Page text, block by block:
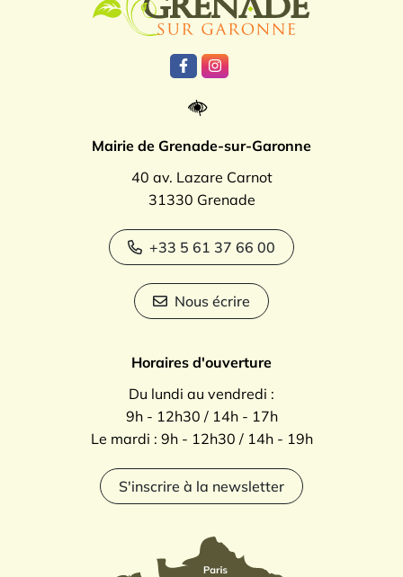
Lien vers le compte Facebook
Lien vers le compte
Mairie de Grenade-sur-Garonne
40 av. Lazare Carnot
31330 Grenade
+33 5 61 37 66 00
Nous écrire
Horaires d'ouverture
Du lundi au vendredi :
9h - 12h30 / 14h - 17h
Le mardi : 9h - 12h30 / 14h - 19h
S'inscrire à la newsletter